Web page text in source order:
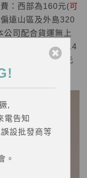
：西部為160元(可
遠山區及外島320
司配合貨運無上
自114年2月14
/160元,運費220元
無附贈收縮膜
,
電告知
設批發商等
。